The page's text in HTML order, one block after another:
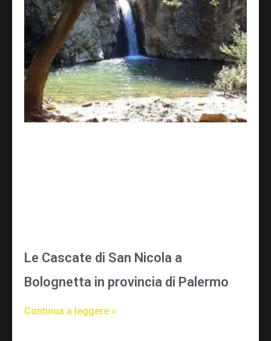
Le Cascate di San Nicola a
Bolognetta in provincia di Palermo
Continua a leggere »